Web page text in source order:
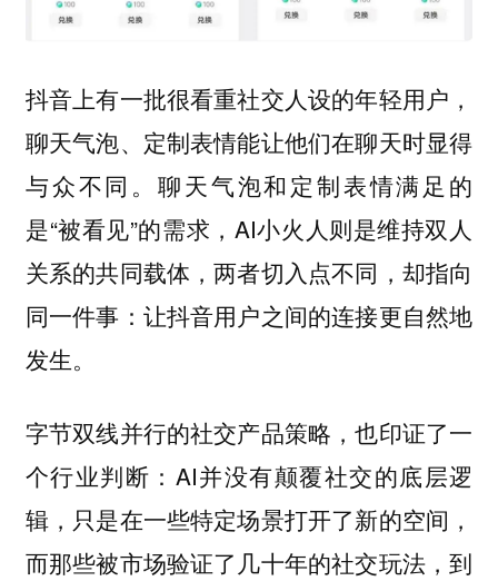
抖音上有一批很看重社交人设的年轻用户，
聊天气泡、定制表情能让他们在聊天时显得
与众不同。聊天气泡和定制表情满足的
是“被看见”的需求，AI小火人则是维持双人
关系的共同载体，两者切入点不同，却指向
同一件事：让抖音用户之间的连接更自然地
发生。
字节双线并行的社交产品策略，也印证了一
个行业判断：AI并没有颠覆社交的底层逻
辑，只是在一些特定场景打开了新的空间，
而那些被市场验证了几十年的社交玩法，到